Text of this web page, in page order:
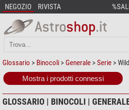
NEGOZIO RIVISTA
Glossario > Binocoli > Generale >Serie >
Mostra i prodotti connessi
GLOSSARIO | BINOCOLI |